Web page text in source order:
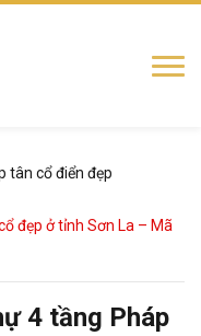
tân cổ điển đẹp
đẹp ở tỉnh Sơn La – Mã
4 tầng Pháp